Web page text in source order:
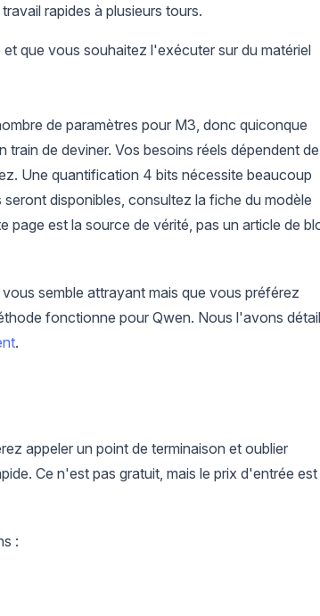
rapides à plusieurs tours.
que vous souhaitez l'exécuter sur du matériel
de paramètres pour M3, donc quiconque
de deviner. Vos besoins réels dépendent
Une quantification 4 bits nécessite beaucoup
disponibles, consultez la fiche du modèle
est la source de vérité, pas un article de
semble attrayant mais que vous préférez
fonctionne pour Qwen. Nous l'avons
.
appeler un point de terminaison et oublier
Ce n'est pas gratuit, mais le prix d'entrée est
: